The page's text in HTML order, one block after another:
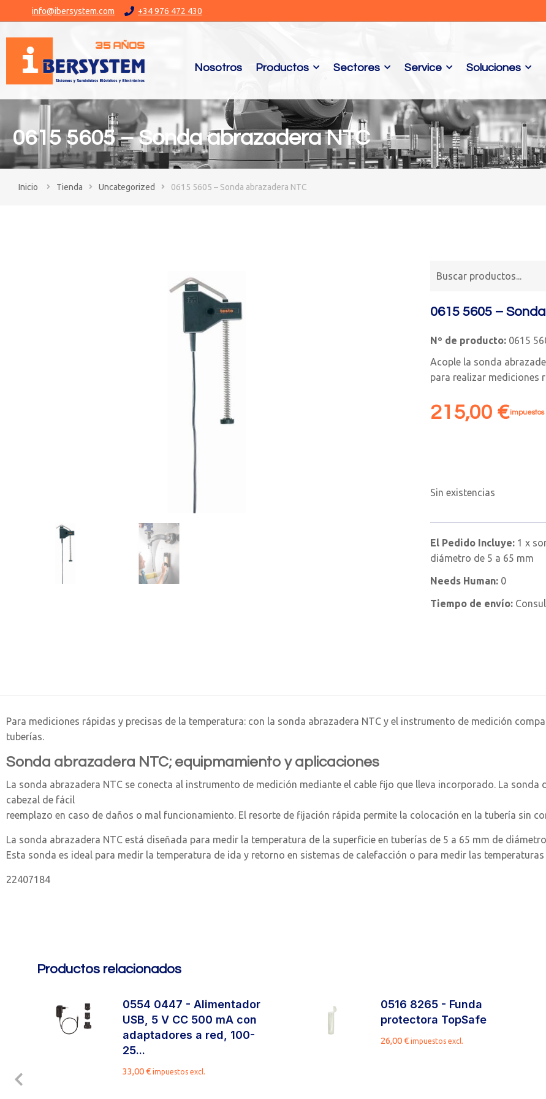
info@ibersystem.com +34 976 472 430
Nosotros Productos Sectores Service Soluciones
0615 5605 – Sonda abrazadera NTC
You are here:
Tienda Uncategorized 0615 5605 – Sonda abrazadera NTC
0615 5605 –
Nº de producto: 0615
Acople la sonda
para realizar mediciones
215,00 €impuestos
Sin existencias
El Pedido Incluye: 1 x
diámetro de 5 a 65 mm
Needs Human: 0
Tiempo de envío:
Para mediciones rápidas y precisas de la temperatura: con la sonda abrazadera NTC y el instrumento de medición
tuberías.
Sonda abrazadera NTC; equipmamiento y aplicaciones
La sonda abrazadera NTC se conecta al instrumento de medición mediante el cable fijo que lleva incorporado. La
cabezal de fácil
reemplazo en caso de daños o mal funcionamiento. El resorte de fijación rápida permite la colocación en la tubería sin
La sonda abrazadera NTC está diseñada para medir la temperatura de la superficie en tuberías de 5 a 65 mm de
Esta sonda es ideal para medir la temperatura de ida y retorno en sistemas de calefacción o para medir las
22407184
Productos relacionados
0554 0447 - Alimentador
USB, 5 V CC 500 mA con
adaptadores a red, 100-
25...
33,00€ impuestos excl.
0516 8265 - Funda
protectora TopSafe
26,00€ impuestos excl.